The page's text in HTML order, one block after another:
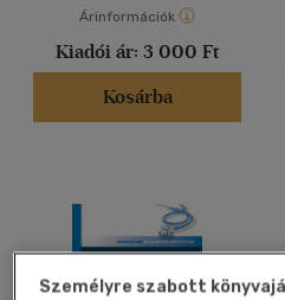
Magyar-angol, angol-
(1)
Magyar - latin
Magyar - német - francia
Árinformációk
Kiadói ár: 3 000 Ft
Kosárba
Személyre szabott